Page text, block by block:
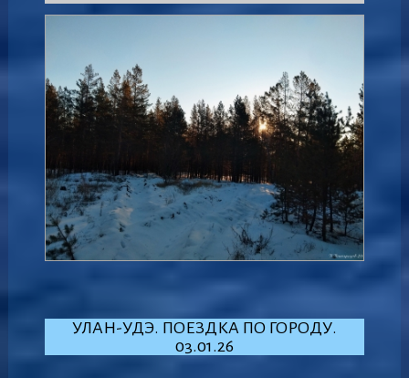
УЛАН-УДЭ. ПОЕЗДКА ПО ГОРОДУ.
03.01.26